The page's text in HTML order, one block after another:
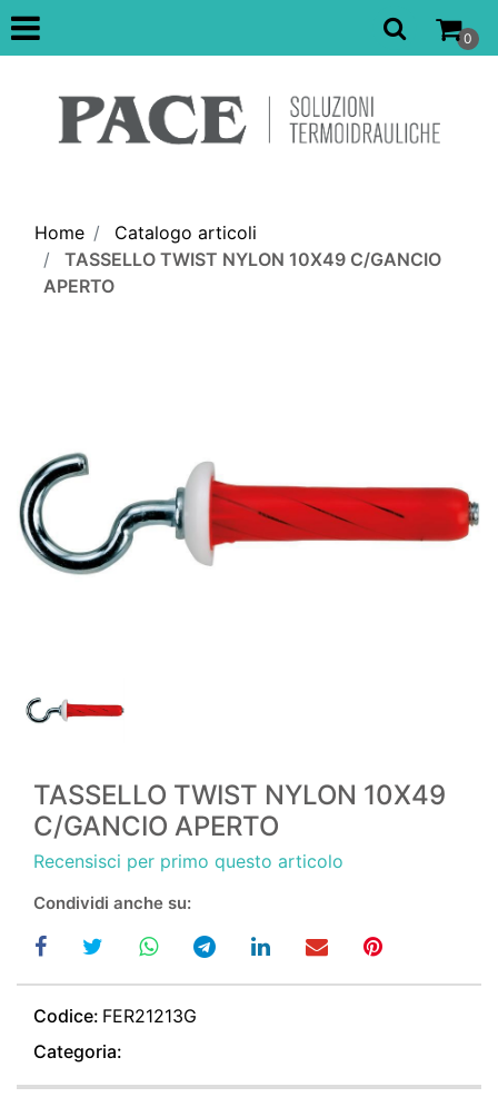
Open
0
Home
Catalogo articoli
TASSELLO TWIST NYLON 10X49 C/GANCIO
APERTO
TASSELLO TWIST NYLON 10X49
C/GANCIO APERTO
Recensisci per primo questo articolo
Condividi anche su:
Codice: FER21213G
Categoria: